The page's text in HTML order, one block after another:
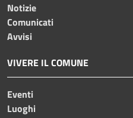
Notizie
Comunicati
Avvisi
VIVERE IL COMUNE
Eventi
Luoghi